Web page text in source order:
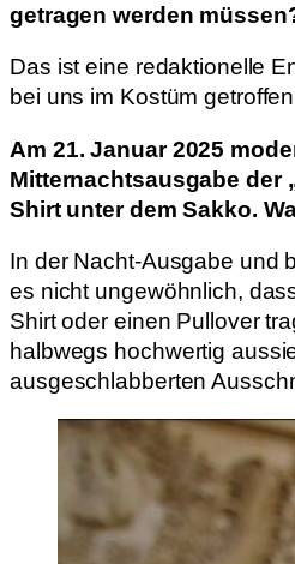
getragen werden
Das ist eine redaktionelle
bei uns im Kostüm
Am 21. Januar 2025
Mitternachtsausgabe der
Shirt unter dem Sakko.
In der Nacht-Ausgabe und
es nicht ungewöhnlich,
Shirt oder einen Pullover
halbwegs hochwertig
ausgeschlabberten